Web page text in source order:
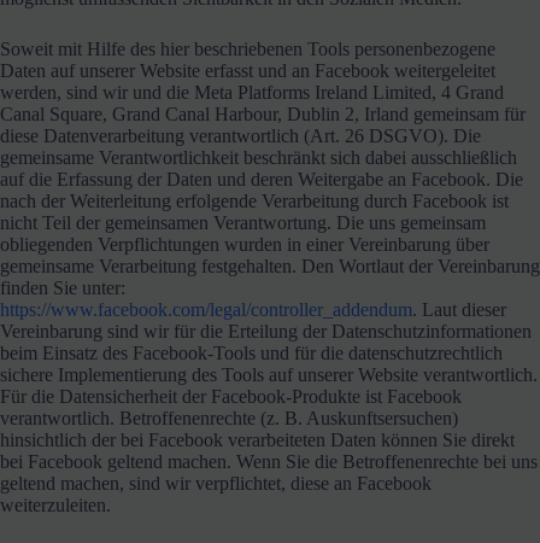
Soweit mit Hilfe des hier beschriebenen Tools personenbezogene
Daten auf unserer Website erfasst und an Facebook weitergeleitet
werden, sind wir und die Meta Platforms Ireland Limited, 4 Grand
Canal Square, Grand Canal Harbour, Dublin 2, Irland gemeinsam für
diese Datenverarbeitung verantwortlich (Art. 26 DSGVO). Die
gemeinsame Verantwortlichkeit beschränkt sich dabei ausschließlich
auf die Erfassung der Daten und deren Weitergabe an Facebook. Die
nach der Weiterleitung erfolgende Verarbeitung durch Facebook ist
nicht Teil der gemeinsamen Verantwortung. Die uns gemeinsam
obliegenden Verpflichtungen wurden in einer Vereinbarung über
gemeinsame Verarbeitung festgehalten. Den Wortlaut der Vereinbarung
finden Sie unter:
https://www.facebook.com/legal/controller_addendum. Laut dieser
Vereinbarung sind wir für die Erteilung der Datenschutzinformationen
beim Einsatz des Facebook-Tools und für die datenschutzrechtlich
sichere Implementierung des Tools auf unserer Website verantwortlich.
Für die Datensicherheit der Facebook-Produkte ist Facebook
verantwortlich. Betroffenenrechte (z. B. Auskunftsersuchen)
hinsichtlich der bei Facebook verarbeiteten Daten können Sie direkt
bei Facebook geltend machen. Wenn Sie die Betroffenenrechte bei uns
geltend machen, sind wir verpflichtet, diese an Facebook
weiterzuleiten.